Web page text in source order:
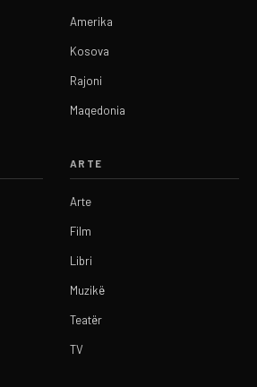
Amerika
Kosova
Rajoni
Maqedonia
ARTE
Arte
Film
Libri
Muzikë
Teatër
TV